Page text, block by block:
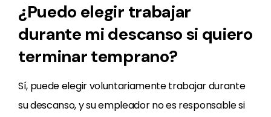
¿Puedo elegir trabajar
durante mi descanso si quiero
terminar temprano?
Sí, puede elegir voluntariamente trabajar durante
su descanso, y su empleador no es responsable si